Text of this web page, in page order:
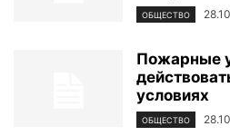
ОБЩЕСТВО
Пожарные
условиях
ОБЩЕСТВО